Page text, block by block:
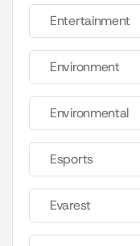
Entertainment
Environment
Environmental
Esports
Evarest